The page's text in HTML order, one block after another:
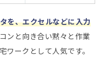
を、エクセルなどに入力
ンと向き合い黙々と作業
ワークとして人気です。